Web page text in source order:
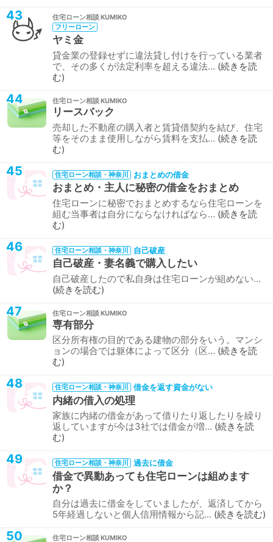
43
住宅ローン相談
フリーローン
ヤミ金
貸金業の登録せずに違法貸し付けを行っている業者
で、その多くが法定利率を超える違法… 続きを読
む
44 住宅ローン相談
リースバック
売却した不動産の購入者と賃貸借契約を結び、住宅
等をそのまま使用しながら賃料を支払… 続きを読
む
45 住宅ローン相談・神奈川 おまとめの借金
おまとめ・主人に秘密の借金をおまとめ
住宅ローンに秘密でおまとめするなら住宅ローンを
組む当事者は自分にならなければなら… 続きを読
む
46 住宅ローン相談・神奈川 自己破産
自己破産・妻名義で購入したい
自己破産したので私自身は住宅ローンが組めない…
続きを読む
47 住宅ローン相談
専有部分
区分所有権の目的である建物の部分をいう。マンシ
ョンの場合では躯体によって区分（区… 続きを読
む
48 住宅ローン相談・神奈川 借金を返す資金がない
内緒の借入の処理
家族に内緒の借金があって借りたり返したりを繰り
返していますが今は3社では借金が増… 続きを読
む
49 住宅ローン相談・神奈川 過去に借金
借金で異動あっても住宅ローンは組めます
か？
自分は過去に借金をしていましたが、返済してから
5年経過しないと個人信用情報から記… 続きを読む
50 住宅ローン相談